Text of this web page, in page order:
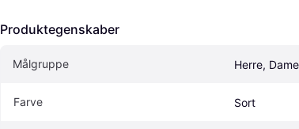
Produktegenskaber
Målgruppe Herre, Dame
Farve Sort